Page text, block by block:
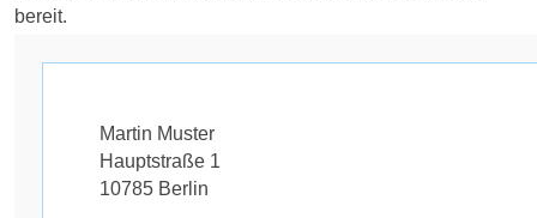
bereit.
Martin Muster
Hauptstraße 1
10785 Berlin